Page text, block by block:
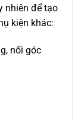
nhiên để tạo
kiện khác:
nối góc